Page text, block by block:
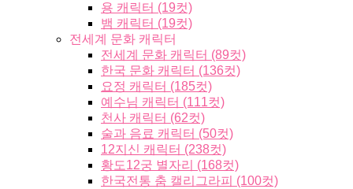
용 캐릭터 (19컷)
뱀 캐릭터 (19컷)
전세계 문화 캐릭터
전세계 문화 캐릭터 (89컷)
한국 문화 캐릭터 (136컷)
요정 캐릭터 (185컷)
예수님 캐릭터 (111컷)
천사 캐릭터 (62컷)
술과 음료 캐릭터 (50컷)
12지신 캐릭터 (238컷)
황도12궁 별자리 (168컷)
한국전통 춤 캘리그라피 (100컷)